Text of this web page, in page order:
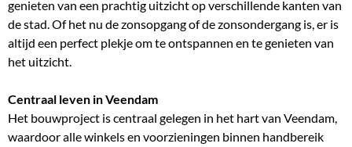
genieten van een prachtig uitzicht op verschillende kanten van
de stad. Of het nu de zonsopgang of de zonsondergang is, er is
altijd een perfect plekje om te ontspannen en te genieten van
het uitzicht.
Centraal leven in Veendam
Het bouwproject is centraal gelegen in het hart van Veendam,
waardoor alle winkels en voorzieningen binnen handbereik